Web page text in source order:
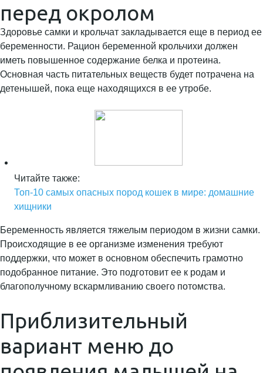
перед окролом
Здоровье самки и крольчат закладывается еще в период ее
беременности. Рацион беременной крольчихи должен
иметь повышенное содержание белка и протеина.
Основная часть питательных веществ будет потрачена на
детенышей, пока еще находящихся в ее утробе.
Читайте также:
Топ-10 самых опасных пород кошек в мире: домашние
хищники
Беременность является тяжелым периодом в жизни самки.
Происходящие в ее организме изменения требуют
поддержки, что может в основном обеспечить грамотно
подобранное питание. Это подготовит ее к родам и
благополучному вскармливанию своего потомства.
Приблизительный
вариант меню до